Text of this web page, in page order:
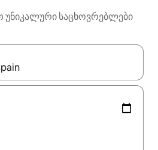
უნიკალური საცხოვრებლები
გახდება, ნავიგაციისთვის